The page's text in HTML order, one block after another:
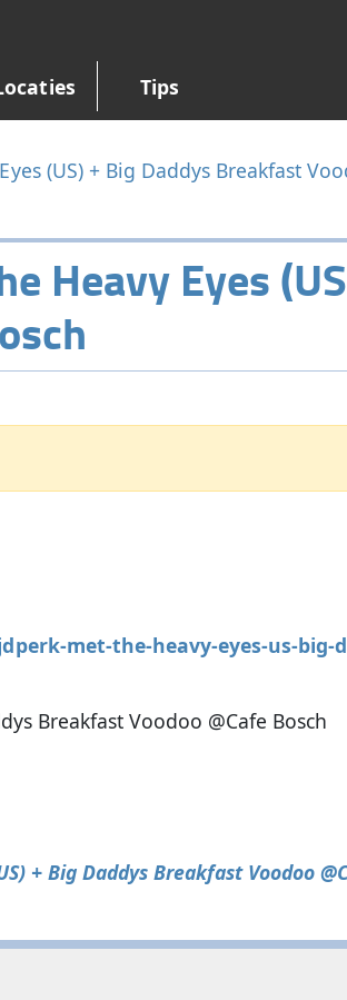
Tips
(US) + Big Daddys Breakfast
Heavy Eyes
met-the-heavy-eyes-us-big-
Breakfast Voodoo @Cafe Bosch
+ Big Daddys Breakfast Voodoo